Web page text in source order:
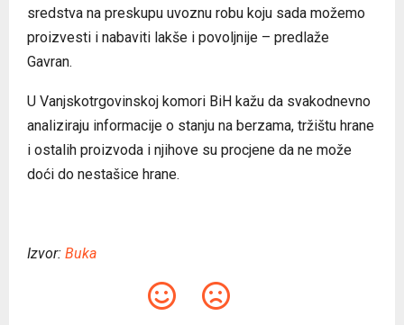
sredstva na preskupu uvoznu robu koju sada možemo
proizvesti i nabaviti lakše i povoljnije – predlaže
Gavran.
U Vanjskotrgovinskoj komori BiH kažu da svakodnevno
analiziraju informacije o stanju na berzama, tržištu hrane
i ostalih proizvoda i njihove su procjene da ne može
doći do nestašice hrane.
Izvor: Buka